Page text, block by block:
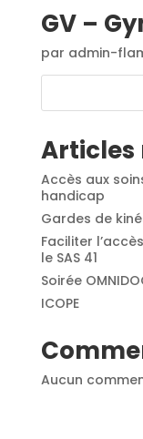
GV –
par admin-
Articles
Accès aux
handicap
Gardes de
Faciliter
le SAS 41
Soirée
ICOPE
Aucun